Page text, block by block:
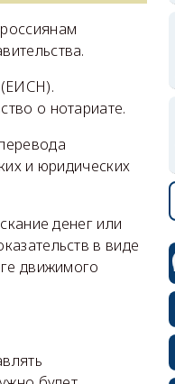
(ЕИСН).
о нотариате.
и юридических
денег или
в виде
движимого